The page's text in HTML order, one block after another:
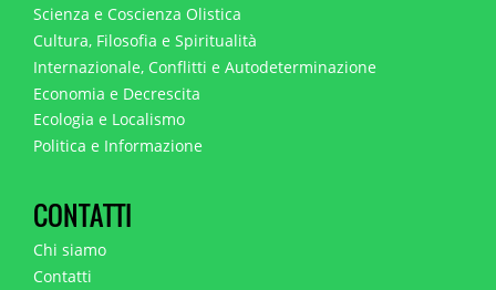
Scienza e Coscienza Olistica
Cultura, Filosofia e Spiritualità
Internazionale, Conflitti e Autodeterminazione
Economia e Decrescita
Ecologia e Localismo
Politica e Informazione
CONTATTI
Chi siamo
Contatti